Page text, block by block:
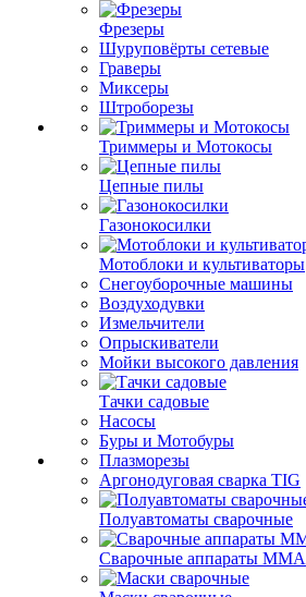
Фрезеры
Шуруповёрты сетевые
Граверы
Миксеры
Штроборезы
Триммеры и Мотокосы
Цепные пилы
Газонокосилки
Мотоблоки и культиваторы
Снегоуборочные машины
Воздуходувки
Измельчители
Опрыскиватели
Мойки высокого давления
Тачки садовые
Насосы
Буры и Мотобуры
Плазморезы
Аргонодуговая сварка TIG
Полуавтоматы сварочные
Сварочные аппараты ММА